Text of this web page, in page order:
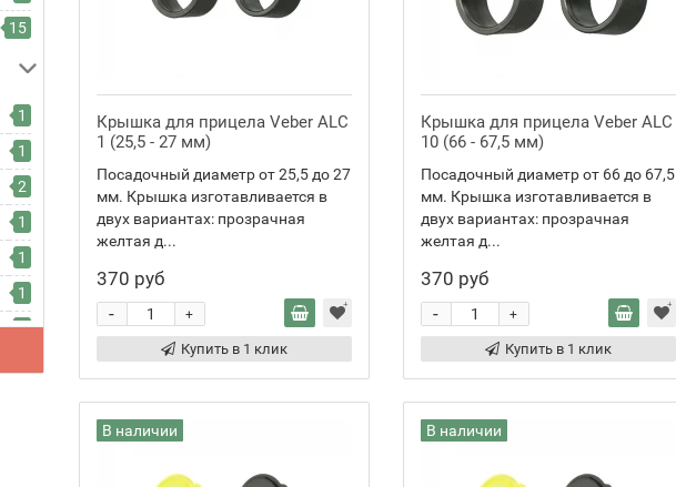
15
1
1
2
1
1
1
1
Крышка для прицела Veber ALC
1 (25,5 - 27 мм)
Посадочный диаметр от 25,5 до 27
мм. Крышка изготавливается в
двух вариантах: прозрачная
желтая д...
370 руб
+
-
Купить в 1 клик
Крышка для прицела Veber ALC
10 (66 - 67,5 мм)
Посадочный диаметр от 66 до 67,5
мм. Крышка изготавливается в
двух вариантах: прозрачная
желтая д...
370 руб
+
-
Купить в 1 клик
В наличии В наличии